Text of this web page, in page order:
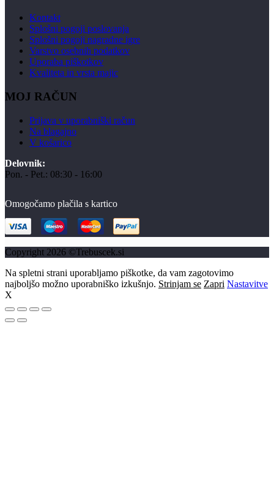
Kontakt
Splošni pogoji poslovanja
Splošni pogoji nagradne igre
Varstvo osebnih podatkov
Uporaba piškotkov
Kvaliteta in vrsta majic
MOJ RAČUN
Prijava v uporabniški račun
Na blagajno
V košarico
Delovnik:
Pon. - Pet.: 08:30 - 16:00
Omogočamo plačila s kartico
Copyright 2026 ©Trebuscek.si
Na spletni strani uporabljamo piškotke, da vam zagotovimo
najboljšo možno uporabniško izkušnjo. Strinjam se Zapri Nastavitve
X